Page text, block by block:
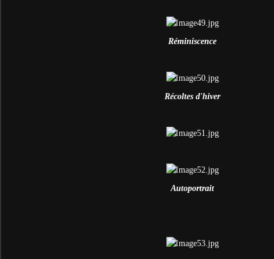
Réminiscence
Récoltes d'hiver
Autoportrait